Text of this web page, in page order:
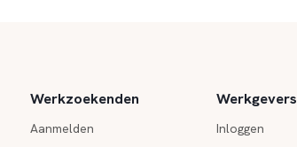
Werkzoekenden
Aanmelden
Werkgevers
Inloggen